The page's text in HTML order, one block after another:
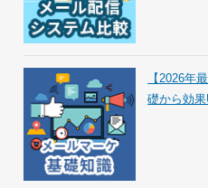
【2026年
礎から効